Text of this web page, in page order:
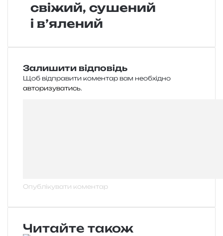
свіжий, сушений
і в’ялений
Залишити відповідь
Щоб відправити коментар вам необхідно
авторизуватись.
Читайте також